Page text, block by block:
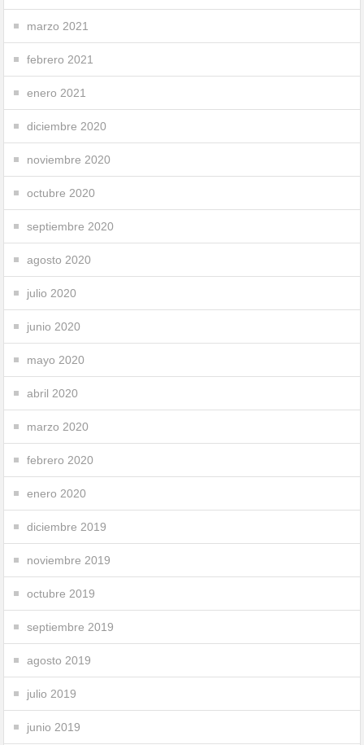
marzo 2021
febrero 2021
enero 2021
diciembre 2020
noviembre 2020
octubre 2020
septiembre 2020
agosto 2020
julio 2020
junio 2020
mayo 2020
abril 2020
marzo 2020
febrero 2020
enero 2020
diciembre 2019
noviembre 2019
octubre 2019
septiembre 2019
agosto 2019
julio 2019
junio 2019